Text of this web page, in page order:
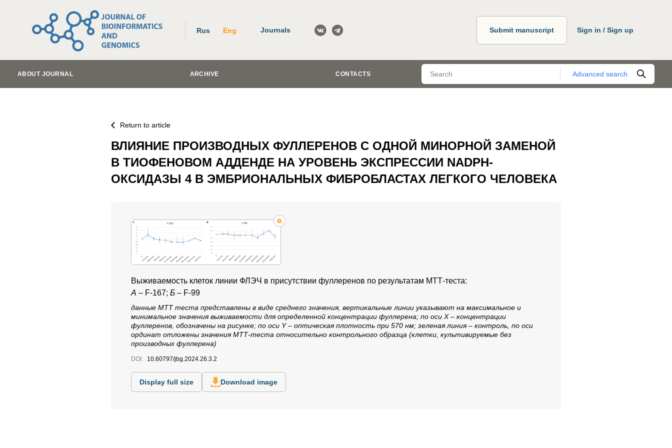
Rus Eng Journals Submit manuscript Sign in / Sign up
ABOUT JOURNAL ARCHIVE CONTACTS Advanced search
Return to article
ВЛИЯНИЕ ПРОИЗВОДНЫХ ФУЛЛЕРЕНОВ С ОДНОЙ МИНОРНОЙ ЗАМЕНОЙ
В ТИОФЕНОВОМ АДДЕНДЕ НА УРОВЕНЬ ЭКСПРЕССИИ NADPH-
ОКСИДАЗЫ 4 В ЭМБРИОНАЛЬНЫХ ФИБРОБЛАСТАХ ЛЕГКОГО ЧЕЛОВЕКА
Выживаемость клеток линии ФЛЭЧ в присутствии фуллеренов по результатам МТТ-теста:
А – F-167; Б – F-99
данные МТТ теста представлены в виде среднего значения, вертикальные линии указывают на максимальное и
минимальное значения выживаемости для определенной концентрации фуллерена; по оси Х – концентрации
фуллеренов, обозначены на рисунке; по оси Y – оптическая плотность при 570 нм; зеленая линия – контроль, по оси
ординат отложены значения МТТ-теста относительно контрольного образца (клетки, культивируемые без
производных фуллерена)
DOI: 10.60797/jbg.2024.26.3.2
Display full size Download image